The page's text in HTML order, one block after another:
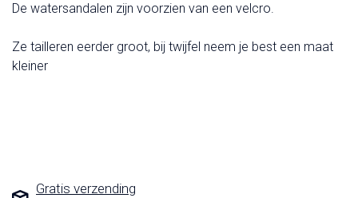
De watersandalen zijn voorzien van een velcro.
Ze tailleren eerder groot, bij twijfel neem je best een maat
kleiner
Gratis verzending